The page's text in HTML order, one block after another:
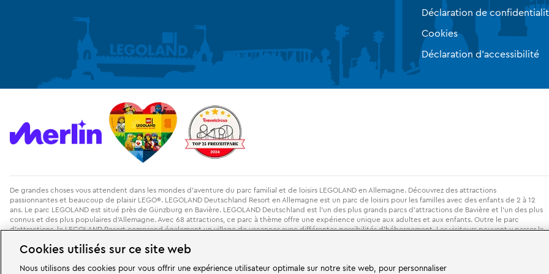
Déclaration de
Cookies
Déclaration d'accessibilité
De grandes choses vous attendent dans les mondes d'aventure du parc familial et de loisirs LEGOLAND en Allemagne. Découvrez des attractions
passionnantes et beaucoup de plaisir LEGO®. LEGOLAND Deutschland Resort en Allemagne est un parc de loisirs pour les familles avec des enfants de 2 à 12
ans. Le parc LEGOLAND est situé près de Günzburg en Bavière. LEGOLAND Deutschland est l'un des plus grands parcs d'attractions de Bavière et l'un des plus
connus et des plus populaires d'Allemagne. Avec 68 attractions, ce parc à thème offre une expérience unique aux adultes et aux enfants. Outre le parc
d'attractions, le LEGOLAND Resort comprend également un village de vacances avec différentes possibilités d'hébergement. Les visiteurs peuvent y passer la
LEGOLAND Deutschland Resort is part of the Merlin Entertainments Group.
Cookies utilisés sur ce site web
Nous utilisons des cookies pour vous offrir une expérience utilisateur optimale sur notre site web, pour personnaliser